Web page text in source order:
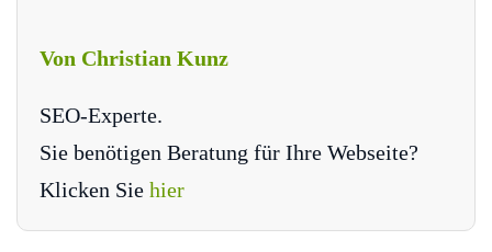
Von Christian Kunz
SEO-Experte.
Sie benötigen Beratung für Ihre Webseite?
Klicken Sie hier